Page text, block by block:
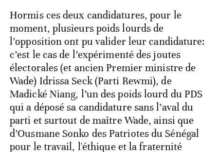
Hormis ces deux candidatures, pour le
moment, plusieurs poids lourds de
l’opposition ont pu valider leur candidature:
c’est le cas de l’expérimenté des joutes
électorales (et ancien Premier ministre de
Wade) Idrissa Seck (Parti Rewmi), de
Madické Niang, l’un des poids lourd du PDS
qui a déposé sa candidature sans l’aval du
parti et surtout de maître Wade, ainsi que
d’Ousmane Sonko des Patriotes du Sénégal
pour le travail, l'éthique et la fraternité